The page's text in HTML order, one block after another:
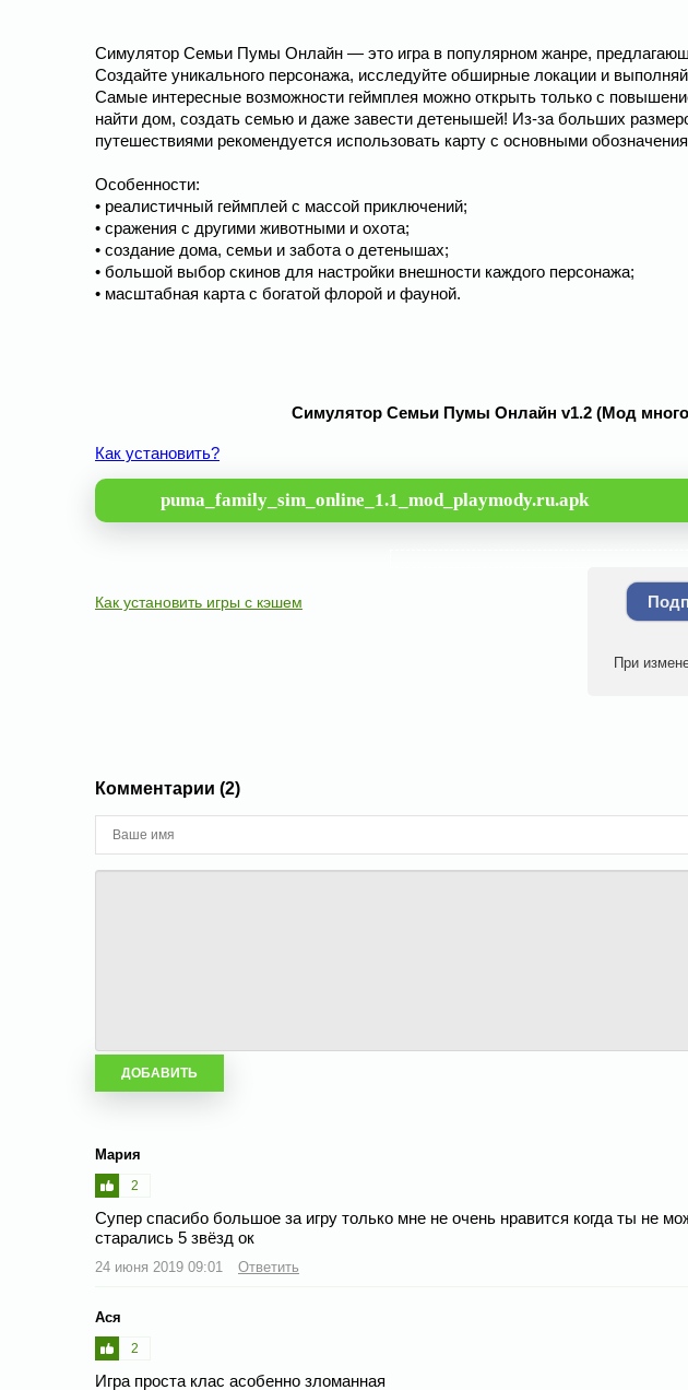
Симулятор Семьи Пумы Онлайн — это игра в популярном жанре,
Создайте уникального персонажа, исследуйте обширные локации и
Самые интересные возможности геймплея можно открыть только с
найти дом, создать семью и даже завести детенышей! Из-за больших
путешествиями рекомендуется использовать карту с основными
Особенности:
• реалистичный геймплей с массой приключений;
• сражения с другими животными и охота;
• создание дома, семьи и забота о детенышах;
• большой выбор скинов для настройки внешности каждого персонажа;
• масштабная карта с богатой флорой и фауной.
Симулятор Семьи Пумы Онлайн v1.2 (Мод
Как установить?
puma_family_sim_online_1.1_mod_playmody.ru.apk
Как установить игры с кэшем
При
Комментарии (2)
Мария
2
Супер спасибо большое за игру только мне не очень нравится когда ты не
старались 5 звёзд ок
24 июня 2019 09:01 Ответить
Ася
2
Игра проста клас асобенно зломанная